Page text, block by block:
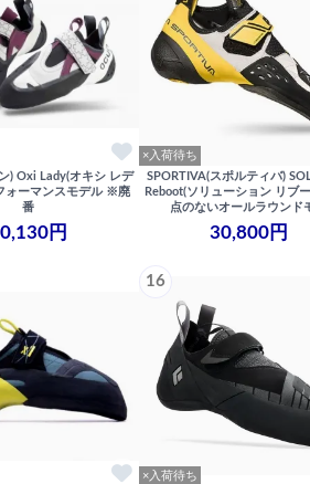
) Oxi Lady(オキシ レデ
ォーマンスモデル ※廃
番
円
×入荷待ち
SPORTIVA(スポルティバ)
Reboot(ソリューション リブ
点のないオールラウンド
30,800円
16
×入荷待ち